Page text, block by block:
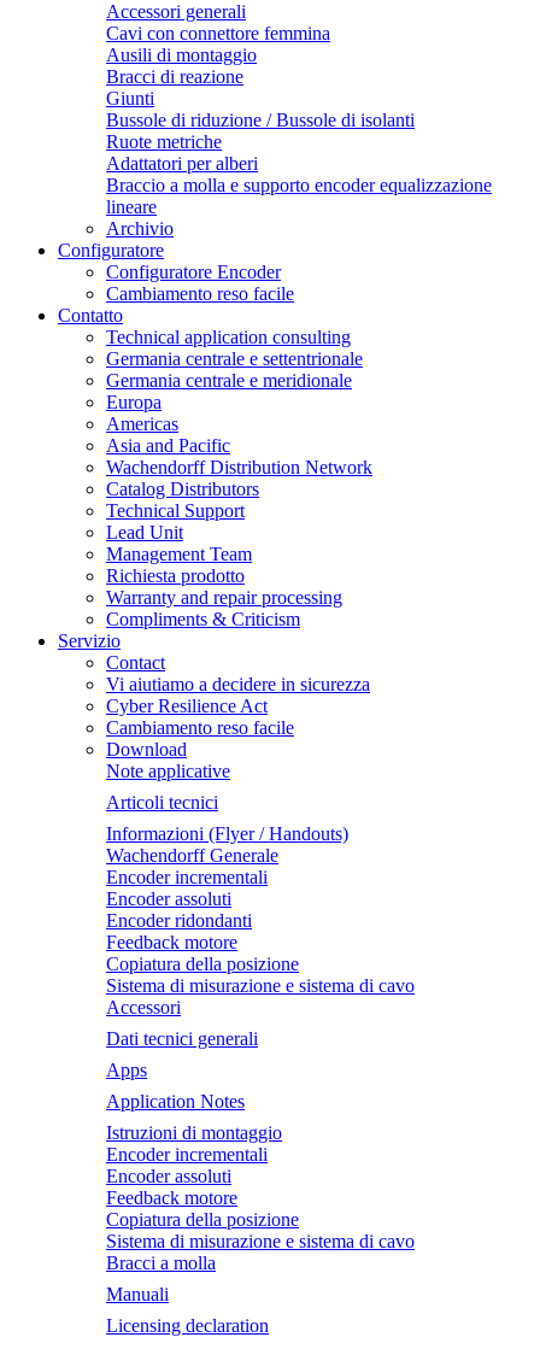
Accessori generali
Cavi con connettore femmina
Ausili di montaggio
Bracci di reazione
Giunti
Bussole di riduzione / Bussole di isolanti
Ruote metriche
Adattatori per alberi
Braccio a molla e supporto encoder equalizzazione
lineare
Archivio
Configuratore
Configuratore Encoder
Cambiamento reso facile
Contatto
Technical application consulting
Germania centrale e settentrionale
Germania centrale e meridionale
Europa
Americas
Asia and Pacific
Wachendorff Distribution Network
Catalog Distributors
Technical Support
Lead Unit
Management Team
Richiesta prodotto
Warranty and repair processing
Compliments & Criticism
Servizio
Contact
Vi aiutiamo a decidere in sicurezza
Cyber Resilience Act
Cambiamento reso facile
Download
Note applicative
Articoli tecnici
Informazioni (Flyer / Handouts)
Wachendorff Generale
Encoder incrementali
Encoder assoluti
Encoder ridondanti
Feedback motore
Copiatura della posizione
Sistema di misurazione e sistema di cavo
Accessori
Dati tecnici generali
Apps
Application Notes
Istruzioni di montaggio
Encoder incrementali
Encoder assoluti
Feedback motore
Copiatura della posizione
Sistema di misurazione e sistema di cavo
Bracci a molla
Manuali
Licensing declaration